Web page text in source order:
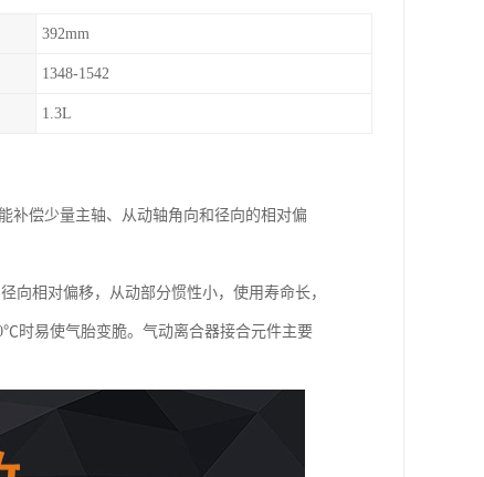
392mm
1348-1542
1.3L
补偿少量主轴、从动轴角向和径向的相对偏
向相对偏移，从动部分惯性小，使用寿命长，
时易使气胎变脆。气动离合器接合元件主要